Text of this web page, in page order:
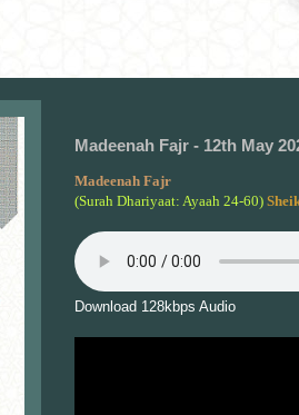
Madeenah Fajr - 12th May
Madeenah Fajr
(Surah Dhariyaat: Ayaah 24-60)
Download 128kbps Audio